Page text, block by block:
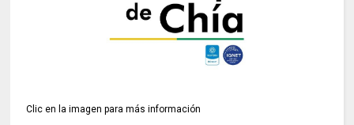
Clic en la imagen para más información